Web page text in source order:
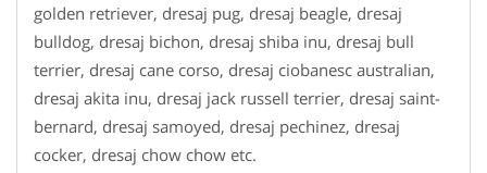
golden retriever, dresaj pug, dresaj beagle, dresaj
bulldog, dresaj bichon, dresaj shiba inu, dresaj bull
terrier, dresaj cane corso, dresaj ciobanesc australian,
dresaj akita inu, dresaj jack russell terrier, dresaj saint-
bernard, dresaj samoyed, dresaj pechinez, dresaj
cocker, dresaj chow chow etc.